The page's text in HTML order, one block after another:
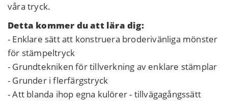
våra tryck.
Detta kommer du att lära dig:
- Enklare sätt att konstruera broderivänliga mönster
för stämpeltryck
- Grundtekniken för tillverkning av enklare stämplar
- Grunder i flerfärgstryck
- Att blanda ihop egna kulörer - tillvägagångssätt